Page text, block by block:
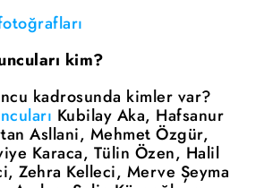
kim?
kadrosunda kimler var?
Kubilay Aka, Hafsanur
Asllani, Mehmet Özgür,
Karaca, Tülin Özen, Halil
Zehra Kelleci, Merve Şeyma